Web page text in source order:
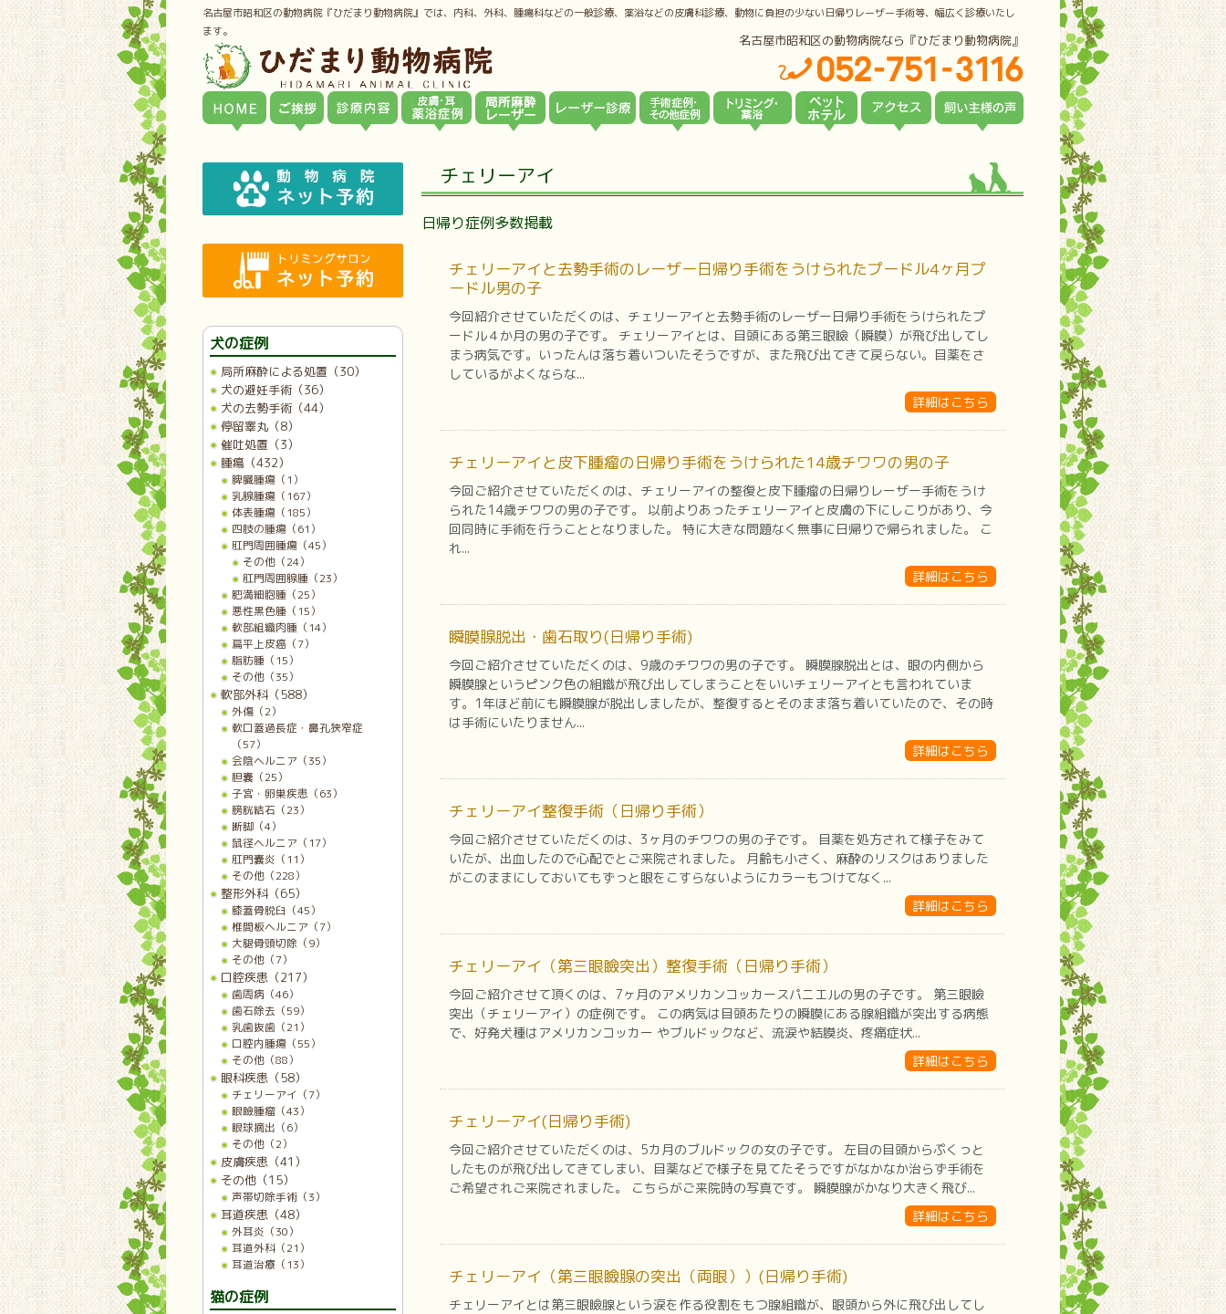
名古屋市昭和区の動物病院『ひだまり動物病院』では、内科、外科、腫瘍科などの一般診療、薬浴などの皮膚科診療、動物に負担の少ない日帰りレーザー手術等、幅広く診療いたし
ます。
名古屋市昭和区の動物病院なら『ひだまり動物病院』
チェリーアイ
日帰り症例多数掲載
チェリーアイと去勢手術のレーザー日帰り手術をうけられたプードル4ヶ月プ
ードル男の子
今回紹介させていただくのは、チェリーアイと去勢手術のレーザー日帰り手術をうけられたプ
ードル４か月の男の子です。 チェリーアイとは、目頭にある第三眼瞼（瞬膜）が飛び出してし
まう病気です。いったんは落ち着いついたそうですが、また飛び出てきて戻らない。目薬をさ
しているがよくならな...
詳細はこちら
チェリーアイと皮下腫瘤の日帰り手術をうけられた14歳チワワの男の子
今回ご紹介させていただくのは、チェリーアイの整復と皮下腫瘤の日帰りレーザー手術をうけ
られた14歳チワワの男の子です。 以前よりあったチェリーアイと皮膚の下にしこりがあり、今
回同時に手術を行うこととなりました。 特に大きな問題なく無事に日帰りで帰られました。 こ
れ...
詳細はこちら
瞬膜腺脱出・歯石取り(日帰り手術)
今回ご紹介させていただくのは、9歳のチワワの男の子です。 瞬膜腺脱出とは、眼の内側から
瞬膜腺というピンク色の組織が飛び出してしまうことをいいチェリーアイとも言われていま
す。1年ほど前にも瞬膜腺が脱出しましたが、整復するとそのまま落ち着いていたので、その時
は手術にいたりません...
詳細はこちら
チェリーアイ整復手術（日帰り手術）
今回ご紹介させていただくのは、3ヶ月のチワワの男の子です。 目薬を処方されて様子をみて
いたが、出血したので心配でとご来院されました。 月齢も小さく、麻酔のリスクはありました
がこのままにしておいてもずっと眼をこすらないようにカラーもつけてなく...
詳細はこちら
チェリーアイ（第三眼瞼突出）整復手術（日帰り手術）
今回ご紹介させて頂くのは、7ヶ月のアメリカンコッカースパニエルの男の子です。 第三眼瞼
突出（チェリーアイ）の症例です。 この病気は目頭あたりの瞬膜にある腺組織が突出する病態
で、好発犬種はアメリカンコッカー やブルドックなど、流涙や結膜炎、疼痛症状...
詳細はこちら
チェリーアイ(日帰り手術)
今回ご紹介させていただくのは、5カ月のブルドックの女の子です。 左目の目頭からぷくっと
したものが飛び出してきてしまい、目薬などで様子を見てたそうですがなかなか治らず手術を
ご希望されご来院されました。 こちらがご来院時の写真です。 瞬膜腺がかなり大きく飛び...
詳細はこちら
チェリーアイ（第三眼瞼腺の突出（両眼））(日帰り手術)
チェリーアイとは第三眼瞼腺という涙を作る役割をもつ腺組織が、眼頭から外に飛び出してし
犬の症例
局所麻酔による処置（30）
犬の避妊手術（36）
犬の去勢手術（44）
停留睾丸（8）
催吐処置（3）
腫瘍（432）
脾臓腫瘍（1）
乳腺腫瘍（167）
体表腫瘍（185）
四肢の腫瘍（61）
肛門周囲腫瘍（45）
その他（24）
肛門周囲腺腫（23）
肥満細胞腫（25）
悪性黒色腫（15）
軟部組織肉腫（14）
扁平上皮癌（7）
脂肪腫（15）
その他（35）
軟部外科（588）
外傷（2）
軟口蓋過長症・鼻孔狭窄症
（57）
会陰ヘルニア（35）
胆嚢（25）
子宮・卵巣疾患（63）
膀胱結石（23）
断脚（4）
鼠径ヘルニア（17）
肛門嚢炎（11）
その他（228）
整形外科（65）
膝蓋骨脱臼（45）
椎間板ヘルニア（7）
大腿骨頭切除（9）
その他（7）
口腔疾患（217）
歯周病（46）
歯石除去（59）
乳歯抜歯（21）
口腔内腫瘍（55）
その他（88）
眼科疾患（58）
チェリーアイ（7）
眼瞼腫瘤（43）
眼球摘出（6）
その他（2）
皮膚疾患（41）
その他（15）
声帯切除手術（3）
耳道疾患（48）
外耳炎（30）
耳道外科（21）
耳道治療（13）
猫の症例